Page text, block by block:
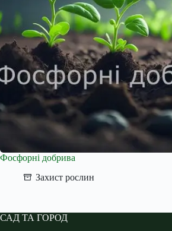
Фосфорні добрива
Захист рослин
САД ТА ГОРОД